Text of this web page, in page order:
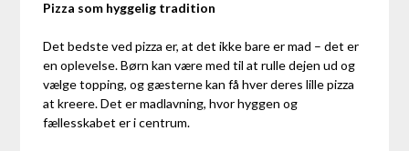
Pizza som hyggelig tradition
Det bedste ved pizza er, at det ikke bare er mad – det er
en oplevelse. Børn kan være med til at rulle dejen ud og
vælge topping, og gæsterne kan få hver deres lille pizza
at kreere. Det er madlavning, hvor hyggen og
fællesskabet er i centrum.